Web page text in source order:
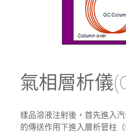
氣相層析儀
樣品溶液注射後，首先進入
的傳送作用下進入層析管柱